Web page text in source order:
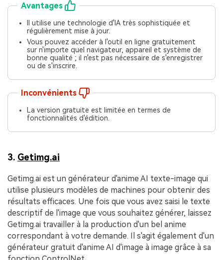
Avantages
Il utilise une technologie d'IA très sophistiquée et
régulièrement mise à jour.
Vous pouvez accéder à l'outil en ligne gratuitement
sur n'importe quel navigateur, appareil et système de
bonne qualité ; il n'est pas nécessaire de s'enregistrer
ou de s'inscrire.
Inconvénients
La version gratuite est limitée en termes de
fonctionnalités d'édition.
3. Getimg.ai
Getimg.ai est un générateur d'anime AI texte-image qui
utilise plusieurs modèles de machines pour obtenir des
résultats efficaces. Une fois que vous avez saisi le texte
descriptif de l'image que vous souhaitez générer, laissez
Getimg.ai travailler à la production d'un bel anime
correspondant à votre demande. Il s'agit également d'un
générateur gratuit d'anime AI d'image à image grâce à sa